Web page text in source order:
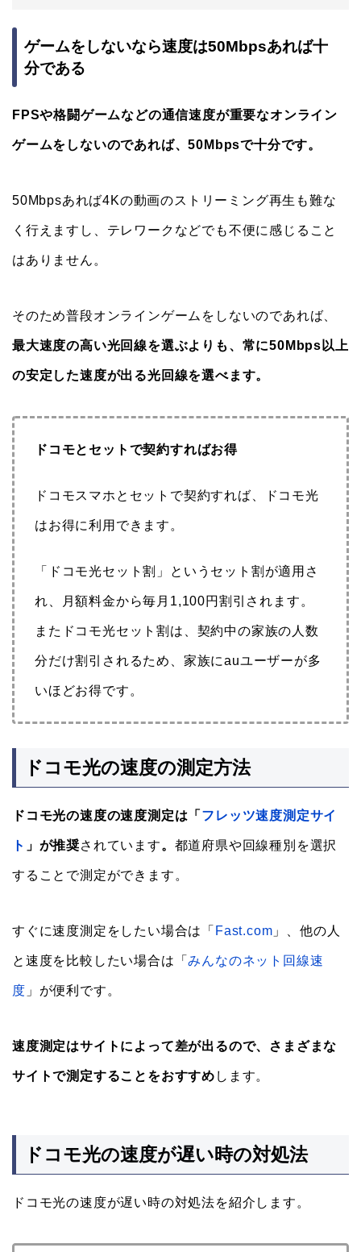
ゲームをしないなら速度は50Mbpsあれば十
分である
FPSや格闘ゲームなどの通信速度が重要なオンライン
ゲームをしないのであれば、50Mbpsで十分です。
50Mbpsあれば4Kの動画のストリーミング再生も難な
く行えますし、テレワークなどでも不便に感じること
はありません。
そのため普段オンラインゲームをしないのであれば、
最大速度の高い光回線を選ぶよりも、常に50Mbps以上
の安定した速度が出る光回線を選べます。
ドコモとセットで契約すればお得
ドコモスマホとセットで契約すれば、ドコモ光
はお得に利用できます。
「ドコモ光セット割」というセット割が適用さ
れ、月額料金から毎月1,100円割引されます。
またドコモ光セット割は、契約中の家族の人数
分だけ割引されるため、家族にauユーザーが多
いほどお得です。
ドコモ光の速度の測定方法
ドコモ光の速度の速度測定は「 フレッツ速度測定サイ
ト 」が推奨されています。 都道府県や回線種別を選択
することで測定ができます。
すぐに速度測定をしたい場合は「 Fast.com 」、他の人
と速度を比較したい場合は「みんなのネット回線速
度 」が便利です。
速度測定はサイトによって差が出るので、さまざまな
サイトで測定することをおすすめ します。
ドコモ光の速度が遅い時の対処法
ドコモ光の速度が遅い時の対処法を紹介します。